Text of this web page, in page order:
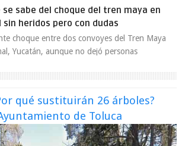
se sabe del choque del tren maya en
sin heridos pero con dudas
choque entre dos convoyes del Tren Maya
Yucatán, aunque no dejó personas
qué sustituirán 26 árboles?
de Toluca